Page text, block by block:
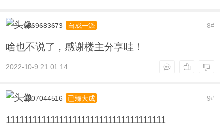
8#
a369683673 自成一派
啥也不说了，感谢楼主分享哇！
2022-10-9 21:01:14
9#
2307044516 已臻大成
111111111111111111111111111111111111